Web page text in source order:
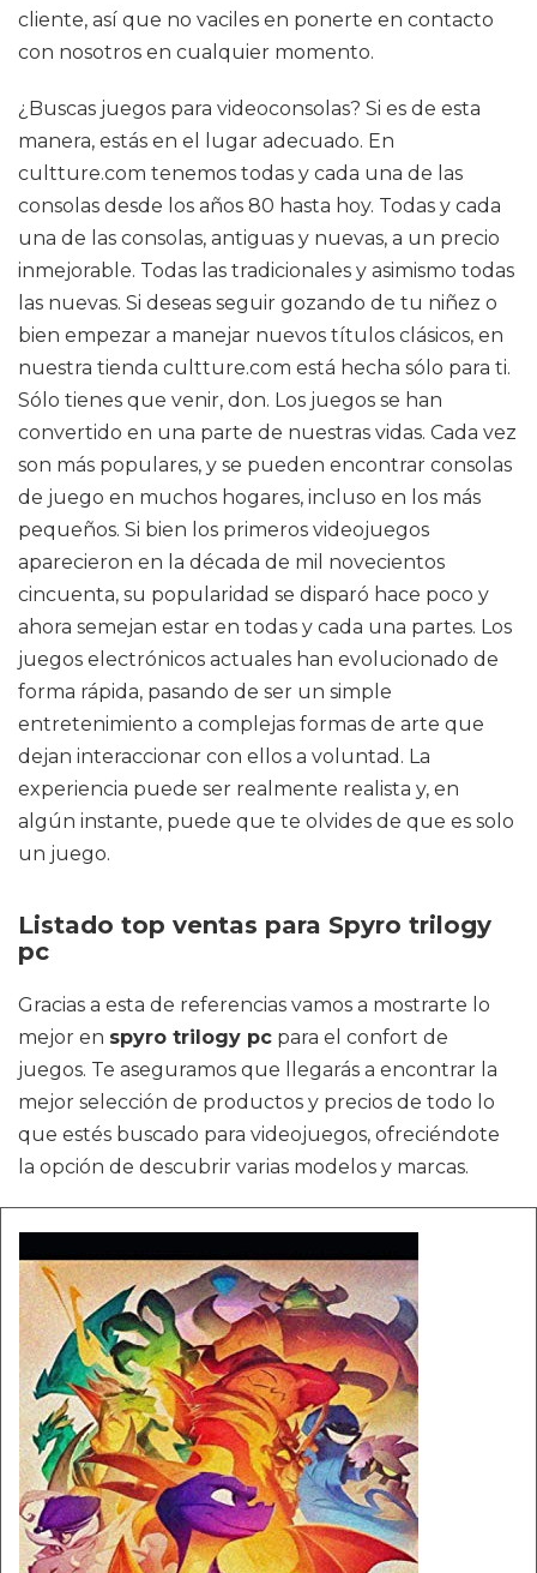
cliente, así que no vaciles en ponerte en contacto
con nosotros en cualquier momento.
¿Buscas juegos para videoconsolas? Si es de esta
manera, estás en el lugar adecuado. En
cultture.com tenemos todas y cada una de las
consolas desde los años 80 hasta hoy. Todas y cada
una de las consolas, antiguas y nuevas, a un precio
inmejorable. Todas las tradicionales y asimismo todas
las nuevas. Si deseas seguir gozando de tu niñez o
bien empezar a manejar nuevos títulos clásicos, en
nuestra tienda cultture.com está hecha sólo para ti.
Sólo tienes que venir, don. Los juegos se han
convertido en una parte de nuestras vidas. Cada vez
son más populares, y se pueden encontrar consolas
de juego en muchos hogares, incluso en los más
pequeños. Si bien los primeros videojuegos
aparecieron en la década de mil novecientos
cincuenta, su popularidad se disparó hace poco y
ahora semejan estar en todas y cada una partes. Los
juegos electrónicos actuales han evolucionado de
forma rápida, pasando de ser un simple
entretenimiento a complejas formas de arte que
dejan interaccionar con ellos a voluntad. La
experiencia puede ser realmente realista y, en
algún instante, puede que te olvides de que es solo
un juego.
Listado top ventas para Spyro trilogy
pc
Gracias a esta de referencias vamos a mostrarte lo
mejor en spyro trilogy pc para el confort de
juegos. Te aseguramos que llegarás a encontrar la
mejor selección de productos y precios de todo lo
que estés buscado para videojuegos, ofreciéndote
la opción de descubrir varias modelos y marcas.